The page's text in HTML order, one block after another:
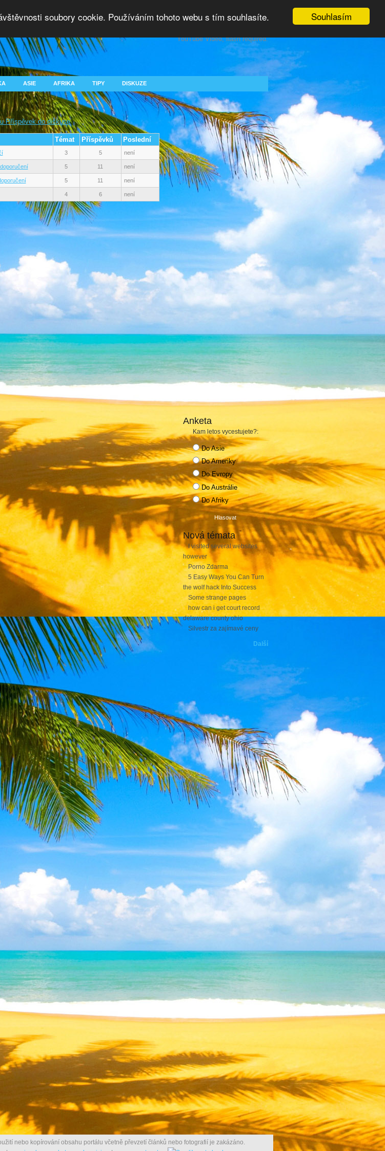
Souhlasím
soubory cookie. Používáním tohoto webu s tím souhlasíte.
YouTube Video, flash required.
ASIE AFRIKA TIPY DISKUZE
Anketa
Kam letos vycestujete?:
Do Asie
Do Ameriky
Do Evropy
Do Austrálie
Do Afriky
Nová témata
I visited several websites
however
Porno Zdarma
5 Easy Ways You Can Turn
the wolf hack Into Success
Some strange pages
how can i get court record
delaware county ohio
Silvestr za zajímavé ceny
Další
Příspěvek do diskuse
Témat Příspěvků Poslední
3 5 není
5 11 není
5 11 není
4 6 není
nebo kopírování obsahu portálu včetně převzetí článků nebo fotografií je zakázáno.